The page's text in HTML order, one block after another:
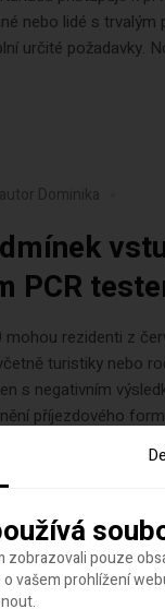
nebo lidé s
určité požadavky.
autor Dominika
PCR
mohou rezidenti z
turistiky nebo
s negativním
příjezdového
autorHana Hudson
zobrazovali pouze
vašem prohlížení